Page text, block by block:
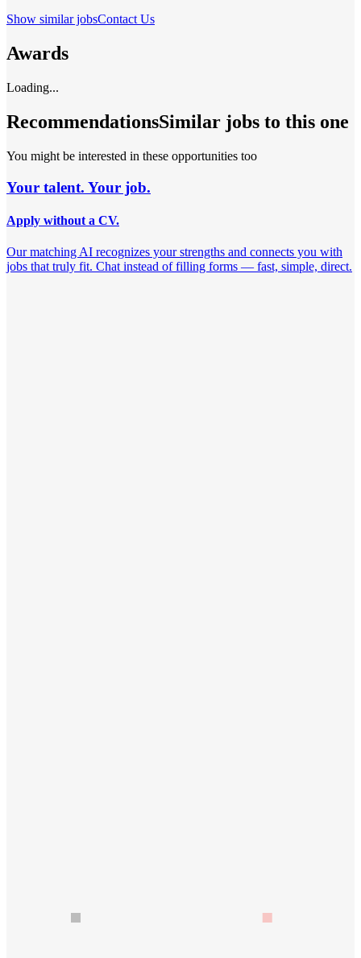
Show similar jobsContact Us
Awards
Loading...
RecommendationsSimilar jobs to this one
You might be interested in these opportunities too
Your talent. Your job.
Apply without a CV.
Our matching AI recognizes your strengths and connects you with
jobs that truly fit. Chat instead of filling forms — fast, simple, direct.